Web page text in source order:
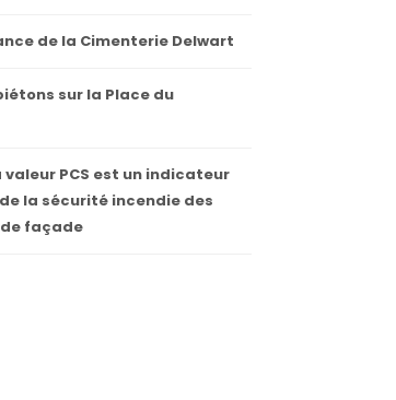
de la Cimenterie Delwart
sur la Place du
valeur PCS est un indicateur
la sécurité incendie des
façade